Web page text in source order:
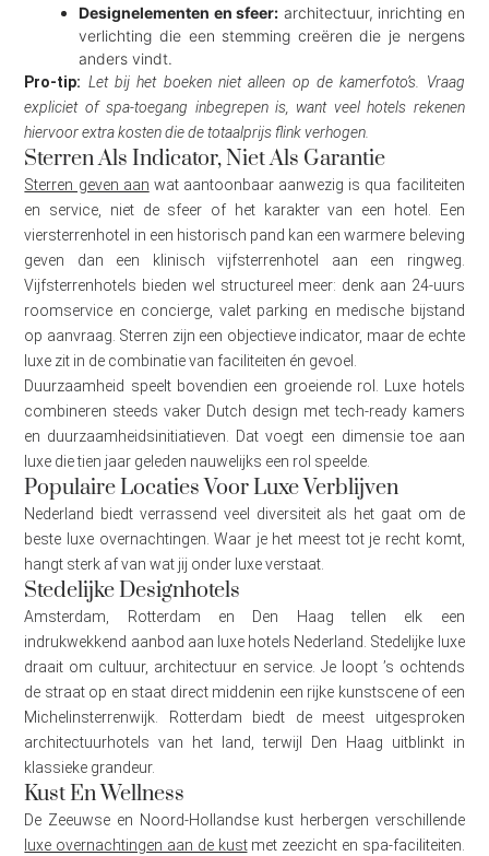
Designelementen en sfeer: architectuur, inrichting en
verlichting die een stemming creëren die je nergens
anders vindt.
Pro-tip: Let bij het boeken niet alleen op de kamerfoto’s. Vraag
expliciet of spa-toegang inbegrepen is, want veel hotels rekenen
hiervoor extra kosten die de totaalprijs flink verhogen.
Sterren Als Indicator, Niet Als Garantie
Sterren geven aan wat aantoonbaar aanwezig is qua faciliteiten
en service, niet de sfeer of het karakter van een hotel. Een
viersterrenhotel in een historisch pand kan een warmere beleving
geven dan een klinisch vijfsterrenhotel aan een ringweg.
Vijfsterrenhotels bieden wel structureel meer: denk aan 24-uurs
roomservice en concierge, valet parking en medische bijstand
op aanvraag. Sterren zijn een objectieve indicator, maar de echte
luxe zit in de combinatie van faciliteiten én gevoel.
Duurzaamheid speelt bovendien een groeiende rol. Luxe hotels
combineren steeds vaker Dutch design met tech-ready kamers
en duurzaamheidsinitiatieven. Dat voegt een dimensie toe aan
luxe die tien jaar geleden nauwelijks een rol speelde.
Populaire Locaties Voor Luxe Verblijven
Nederland biedt verrassend veel diversiteit als het gaat om de
beste luxe overnachtingen. Waar je het meest tot je recht komt,
hangt sterk af van wat jij onder luxe verstaat.
Stedelijke Designhotels
Amsterdam, Rotterdam en Den Haag tellen elk een
indrukwekkend aanbod aan luxe hotels Nederland. Stedelijke luxe
draait om cultuur, architectuur en service. Je loopt ’s ochtends
de straat op en staat direct middenin een rijke kunstscene of een
Michelinsterrenwijk. Rotterdam biedt de meest uitgesproken
architectuurhotels van het land, terwijl Den Haag uitblinkt in
klassieke grandeur.
Kust En Wellness
De Zeeuwse en Noord-Hollandse kust herbergen verschillende
luxe overnachtingen aan de kustmet zeezicht en spa-faciliteiten.